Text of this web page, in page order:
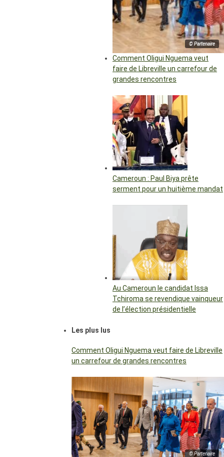
© Partenaire
Comment Oligui Nguema veut
faire de Libreville un carrefour de
grandes rencontres
Cameroun : Paul Biya prête
serment pour un huitième mandat
Au Cameroun le candidat Issa
Tchiroma se revendique vainqueur
de l’élection présidentielle
Les plus lus
Comment Oligui Nguema veut faire de Libreville
un carrefour de grandes rencontres
© Partenaire